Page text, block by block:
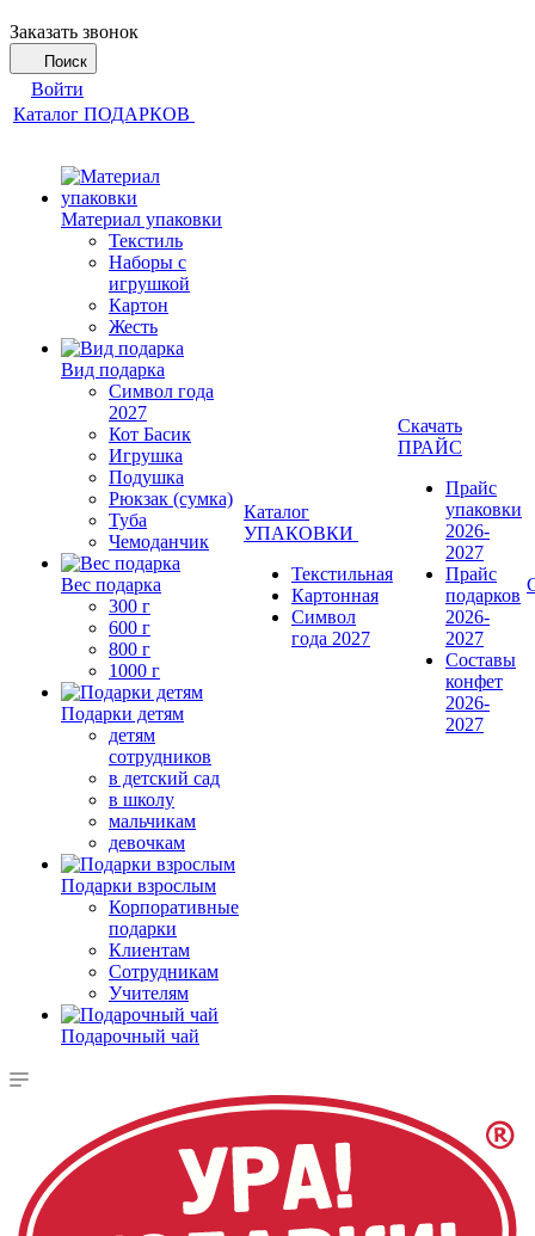
Заказать звонок
Поиск
Войти
Каталог ПОДАРКОВ
Материал упаковки
Текстиль
Наборы с
игрушкой
Картон
Жесть
Вид подарка
Символ года
2027
Кот Басик
Игрушка
Подушка
Рюкзак (сумка)
Туба
Чемоданчик
Вес подарка
300 г
600 г
800 г
1000 г
Подарки детям
детям
сотрудников
в детский сад
в школу
мальчикам
девочкам
Подарки взрослым
Корпоративные
подарки
Клиентам
Сотрудникам
Учителям
Подарочный чай
Каталог
УПАКОВКИ
Текстильная
Картонная
Символ
года 2027
Скачать
ПРАЙС
Прайс
упаковки
2026-
2027
Прайс
подарков
2026-
2027
Составы
конфет
2026-
2027